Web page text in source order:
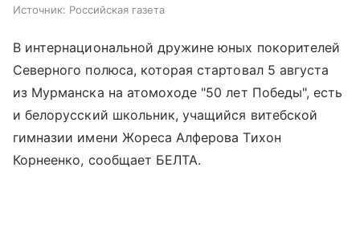
Источник: Российская газета
В интернациональной дружине юных покорителей
Северного полюса, которая стартовал 5 августа
из Мурманска на атомоходе "50 лет Победы", есть
и белорусский школьник, учащийся витебской
гимназии имени Жореса Алферова Тихон
Корнеенко, сообщает БЕЛТА.